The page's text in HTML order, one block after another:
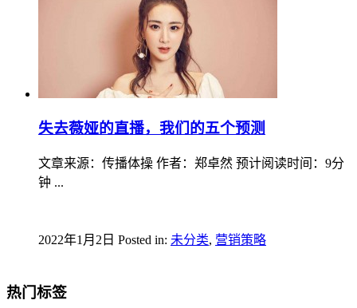
失去薇娅的直播，我们的五个预测
文章来源：传播体操 作者：郑卓然 预计阅读时间：9分
钟 ...
2022年1月2日 Posted in: 未分类, 营销策略
热门标签